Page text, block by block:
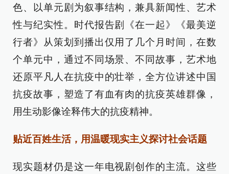
色、以单元剧为叙事结构，兼具新闻性、艺术
性与纪实性。时代报告剧《在一起》《最美逆
行者》从策划到播出仅用了几个月时间，在数
个单元中，通过不同场景、不同故事，艺术地
还原平凡人在抗疫中的壮举，全方位讲述中国
抗疫故事，塑造了有血有肉的抗疫英雄群像，
用生动影像诠释伟大的抗疫精神。
贴近百姓生活，用温暖现实主义探讨社会话题
现实题材仍是这一年电视剧创作的主流。这些